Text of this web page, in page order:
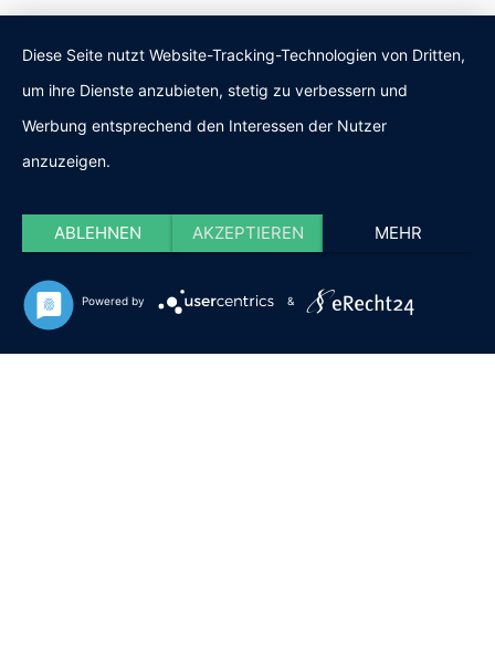
Diese Seite nutzt Website-Tracking-Technologien von Dritten,
um ihre Dienste anzubieten, stetig zu verbessern und
Werbung entsprechend den Interessen der Nutzer
anzuzeigen.
ABLEHNEN AKZEPTIEREN MEHR
Powered by &